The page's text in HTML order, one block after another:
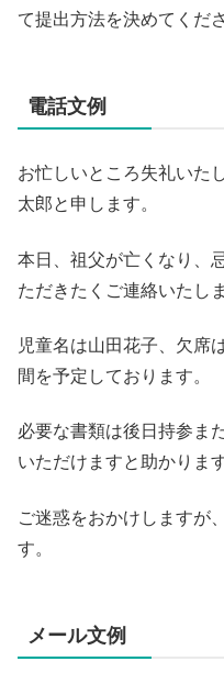
て提出方法を決めてくだ
電話文例
お忙しいところ失礼いた
太郎と申します。
本日、祖父が亡くなり、
ただきたくご連絡いたし
児童名は山田花子、欠席
間を予定しております。
必要な書類は後日持参ま
いただけますと助かります
ご迷惑をおかけしますが
す。
メール文例